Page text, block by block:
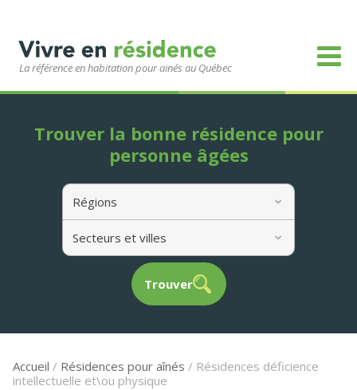
La référence en habitation pour ainés au Québec
Régions
Secteurs et villes
Trouver
Trouver la bonne résidence pour
personne âgées
Accueil / Résidences pour aînés / Résidences déficience
intellectuelle et\ou physique